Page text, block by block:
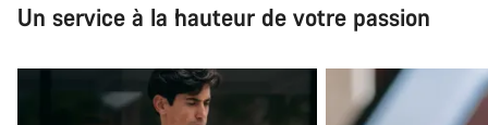
Un service à la hauteur de votre passion